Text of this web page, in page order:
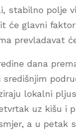
stabilno polje
će glavni
prevladavat
dana
središnjim
lokalni
uz kišu i
a u petak